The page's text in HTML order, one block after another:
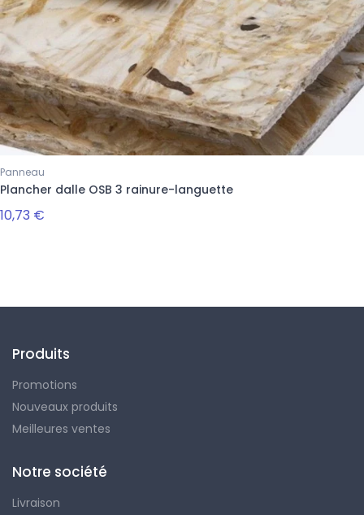
Panneau
Plancher dalle OSB 3 rainure-languette
10,73 €
Produits
Promotions
Nouveaux produits
Meilleures ventes
Notre société
Livraison